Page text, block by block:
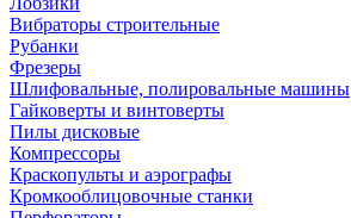
Вибраторы строительные
Рубанки
Фрезеры
Шлифовальные, полировальные машины
Гайковерты и винтоверты
Пилы дисковые
Компрессоры
Краскопульты и аэрографы
Кромкооблицовочные станки